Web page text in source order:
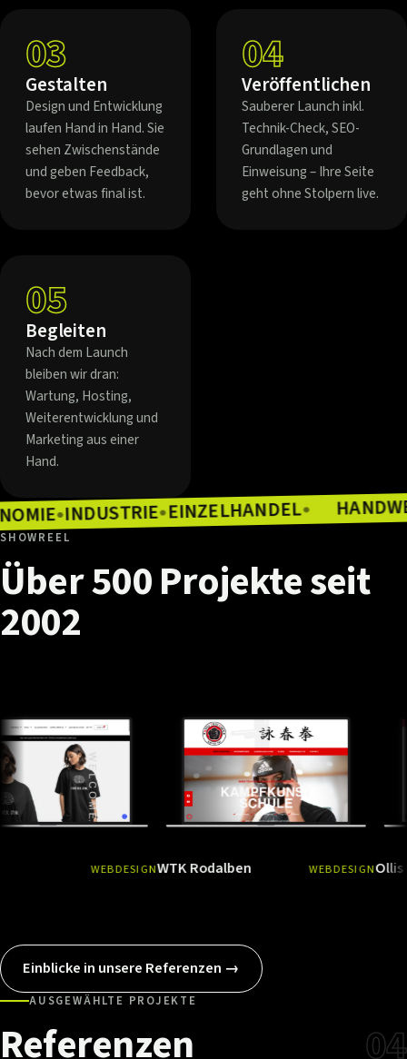
03
Gestalten
Design und Entwicklung
laufen Hand in Hand. Sie
sehen Zwischenstände
und geben Feedback,
bevor etwas final ist.
04
Veröffentlichen
Sauberer Launch inkl.
Technik-Check, SEO-
Grundlagen und
Einweisung – Ihre Seite
geht ohne Stolpern live.
05
Begleiten
Nach dem Launch
bleiben wir dran:
Wartung, Hosting,
Weiterentwicklung und
Marketing aus einer
Hand.
●INDUSTRIE●EINZELHANDEL●
SHOWREEL
Über500Projekteseit
2002
WEBDESIGN Ansehen→
WTK Rodalben WEBDESIGN Ansehen→
Ollis
Einblicke in unsere Referenzen →
AUSGEWÄHLTE PROJEKTE
Referenzen 04